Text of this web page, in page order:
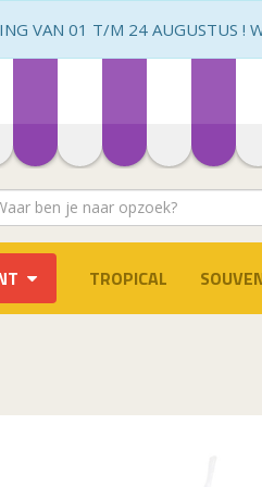
VAN 01 T/M 24 AUGUSTUS
TROPICAL